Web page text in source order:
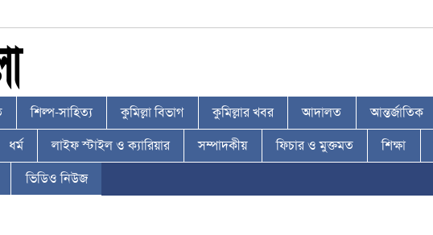
শিল্প-সাহিত্য কুমিল্লা বিভাগ কুমিল্লার খবর আদালত আন্তর্জাতিক
ধর্ম লাইফ স্টাইল ও ক্যারিয়ার সম্পাদকীয় ফিচার ও মুক্তমত শিক্ষা
ভিডিও নিউজ